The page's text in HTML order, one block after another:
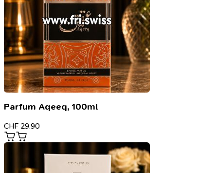
Parfum Aqeeq, 100ml
CHF 29.90